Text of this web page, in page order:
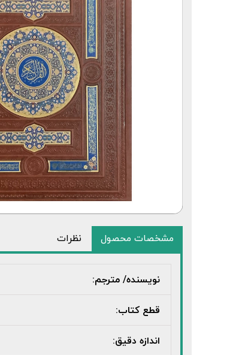
مشخصات محصول نظرات
نویسنده/ مترجم:
قطع کتاب:
اندازه دقیق: